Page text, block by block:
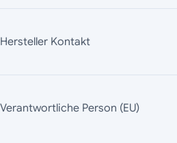
Hersteller Kontakt
Verantwortliche Person (EU)